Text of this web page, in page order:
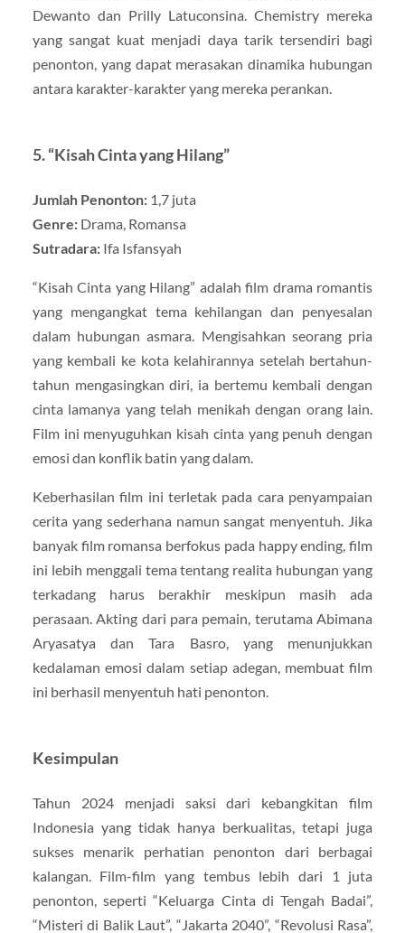
Dewanto dan Prilly Latuconsina. Chemistry mereka
yang sangat kuat menjadi daya tarik tersendiri bagi
penonton, yang dapat merasakan dinamika hubungan
antara karakter-karakter yang mereka perankan.
5.“Kisah Cinta yang Hilang”
Jumlah Penonton:1,7 juta
Genre:Drama, Romansa
Sutradara:Ifa Isfansyah
“Kisah Cinta yang Hilang” adalah film drama romantis
yang mengangkat tema kehilangan dan penyesalan
dalam hubungan asmara. Mengisahkan seorang pria
yang kembali ke kota kelahirannya setelah bertahun-
tahun mengasingkan diri, ia bertemu kembali dengan
cinta lamanya yang telah menikah dengan orang lain.
Film ini menyuguhkan kisah cinta yang penuh dengan
emosi dan konflik batin yang dalam.
Keberhasilan film ini terletak pada cara penyampaian
cerita yang sederhana namun sangat menyentuh. Jika
banyak film romansa berfokus pada happy ending, film
ini lebih menggali tema tentang realita hubungan yang
terkadang harus berakhir meskipun masih ada
perasaan. Akting dari para pemain, terutama Abimana
Aryasatya dan Tara Basro, yang menunjukkan
kedalaman emosi dalam setiap adegan, membuat film
ini berhasil menyentuh hati penonton.
Kesimpulan
Tahun 2024 menjadi saksi dari kebangkitan film
Indonesia yang tidak hanya berkualitas, tetapi juga
sukses menarik perhatian penonton dari berbagai
kalangan. Film-film yang tembus lebih dari 1 juta
penonton, seperti “Keluarga Cinta di Tengah Badai”,
“Misteri di Balik Laut”, “Jakarta 2040”, “Revolusi Rasa”,